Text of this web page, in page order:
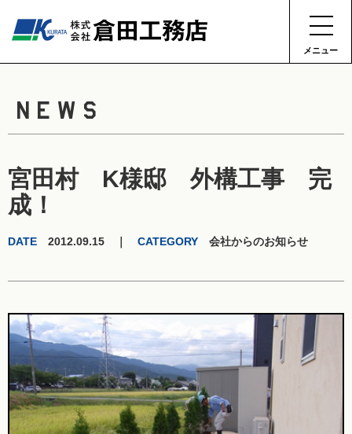
メニュー
NEWS
宮田村 K様邸 外構工事 完
成！
DATE 2012.09.15 ｜ CATEGORY 会社からのお知らせ